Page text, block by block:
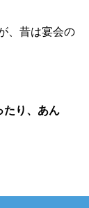
、昔は宴会の
たり、あん